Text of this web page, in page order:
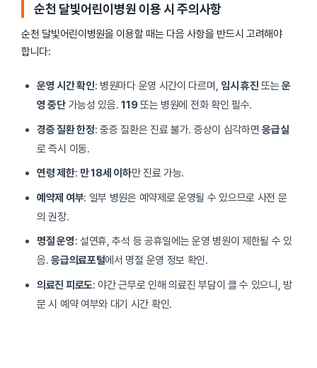
순천 달빛어린이병원 이용 시 주의사항
순천 달빛어린이병원을 이용할 때는 다음 사항을 반드시 고려해야
합니다:
운영 시간 확인: 병원마다 운영 시간이 다르며, 임시 휴진 또는운
영 중단가능성 있음.119또는 병원에 전화 확인 필수.
경증 질환 한정: 중증 질환은 진료 불가. 증상이 심각하면응급실
로 즉시 이동.
연령 제한: 만 18세 이하만 진료 가능.
예약제 여부: 일부 병원은 예약제로 운영될 수 있으므로 사전 문
의 권장.
명절 운영: 설연휴, 추석 등 공휴일에는 운영 병원이 제한될 수 있
음.응급의료포털에서 명절 운영 정보 확인.
의료진 피로도: 야간 근무로 인해 의료진 부담이 클 수 있으니, 방
문 시 예약 여부와 대기 시간 확인.